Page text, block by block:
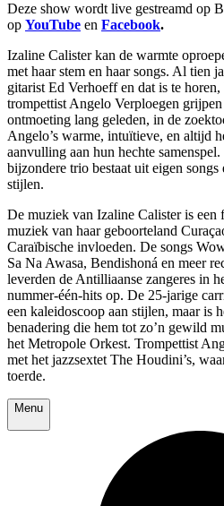
Deze show wordt live gestreamd op
op YouTube en Facebook.
Izaline Calister kan de warmte
met haar stem en haar songs. Al tien
gitarist Ed Verhoeff en dat is te
trompettist Angelo Verploegen
ontmoeting lang geleden, in de
Angelo’s warme, intuïtieve, en altijd
aanvulling aan hun hechte
bijzondere trio bestaat uit eigen
stijlen.
De muziek van Izaline Calister is een
muziek van haar geboorteland
Caraïbische invloeden. De songs
Sa Na Awasa, Bendishoná en meer
leverden de Antilliaanse zangeres in
nummer-één-hits op. De 25-jarige
een kaleidoscoop aan stijlen, maar is
benadering die hem tot zo’n gewild
het Metropole Orkest. Trompettist
met het jazzsextet The Houdini’s,
toerde.
Menu